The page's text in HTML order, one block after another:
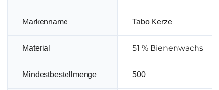
Markenname Tabo Kerze
Material 51 % Bienenwachs
Mindestbestellmenge 500